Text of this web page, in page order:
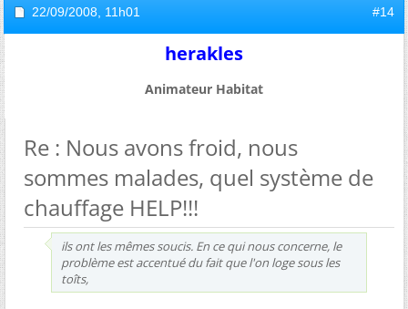
22/09/2008, 11h01 #14
herakles
Animateur Habitat
Re : Nous avons froid, nous
sommes malades, quel système de
chauffage HELP!!!
ils ont les mêmes soucis. En ce qui nous concerne, le
problème est accentué du fait que l'on loge sous les
toîts,